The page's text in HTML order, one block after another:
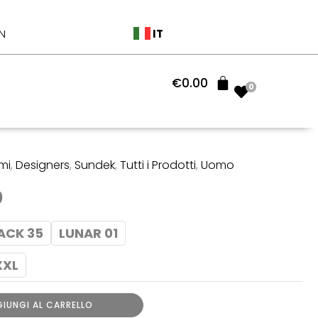
IT
€0.00 0
,Designers,Sundek,Tutti i Prodotti,Uomo
Il
attuale
è:
€38.40.
35
LUNAR 01
AL CARRELLO
€48.00.